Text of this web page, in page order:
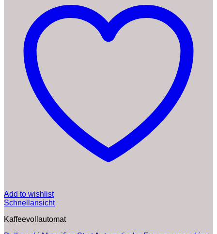
Add to wishlist
Schnellansicht
Kaffeevollautomat